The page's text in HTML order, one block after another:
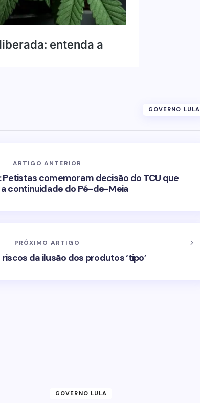
GOVERNO LULA
ARTIGO ANTERIOR
comemoram decisão do TCU que
continuidade do Pé-de-Meia
PRÓXIMO ARTIGO
riscos da ilusão dos produtos ‘tipo’
GOVERNO LULA